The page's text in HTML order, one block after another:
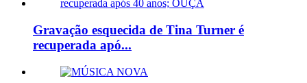
Gravação esquecida de Tina Turner é
recuperada apó...